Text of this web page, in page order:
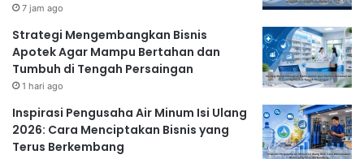
7 jam ago
Strategi Mengembangkan Bisnis
Apotek Agar Mampu Bertahan dan
Tumbuh di Tengah Persaingan
1 hari ago
Inspirasi Pengusaha Air Minum Isi Ulang
2026: Cara Menciptakan Bisnis yang
Terus Berkembang